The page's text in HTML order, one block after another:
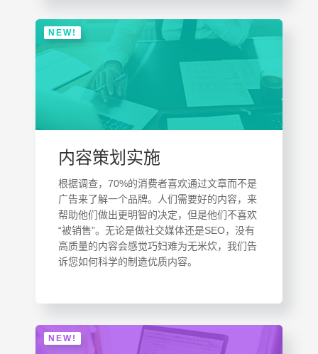
NEW!
内容策划实施
根据调查，70%的消费者喜欢通过文章而不是
广告来了解一个品牌。人们需要好的内容，来
帮助他们做出更明智的决定，但是他们不喜欢
“被销售”。无论是做社交媒体还是SEO，没有
高质量的内容会感觉巧妇难为无米炊，我们告
诉您如何科学的制造优质内容。
NEW!